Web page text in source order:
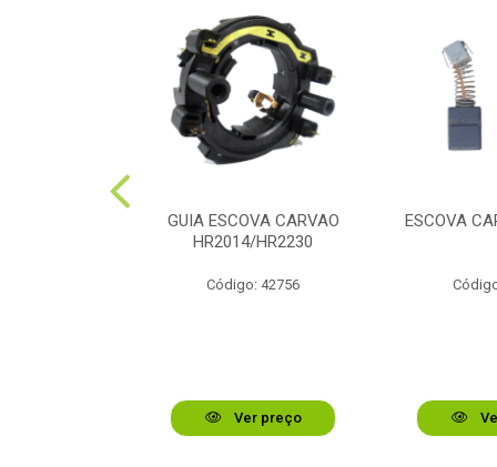
GUIA ESCOVA CARVAO
HR2014/HR2230
Código: 42756
Ver preço
ESCOVA